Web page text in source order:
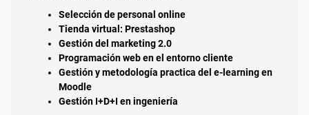
Selección de personal online
Tienda virtual: Prestashop
Gestión del marketing 2.0
Programación web en el entorno cliente
Gestión y metodología practica del e-learning en
Moodle
Gestión I+D+I en ingeniería